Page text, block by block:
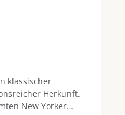
klassischer
Herkunft.
New Yorker